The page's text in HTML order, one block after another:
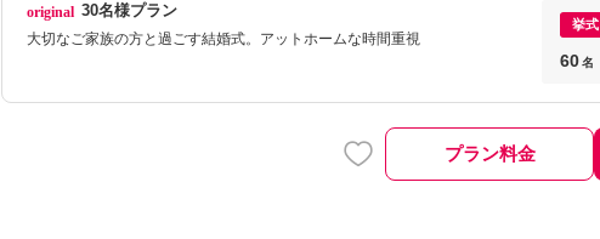
30名様プラン
大切なご家族の方と過ごす結婚式。アットホームな時間重視
挙式
60名
プラン料金